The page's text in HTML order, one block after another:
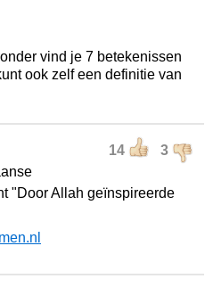
vind je 7 betekenissen
ook zelf een definitie van
14 3
"Door Allah geïnspireerde